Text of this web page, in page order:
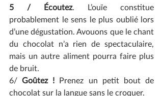
5 / Écoutez. L’ouïe constitue
probablement le sens le plus oublié lors
d’une dégustation. Avouons que le chant
du chocolat n’a rien de spectaculaire,
mais un autre aliment pourra faire plus
de bruit.
6/ Goûtez ! Prenez un petit bout de
chocolat sur la langue sans le croquer.